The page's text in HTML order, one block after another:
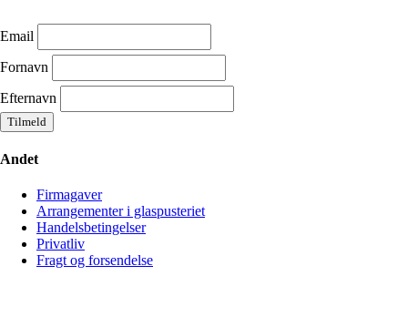
Email
Fornavn
Efternavn
Andet
Firmagaver
Arrangementer i glaspusteriet
Handelsbetingelser
Privatliv
Fragt og forsendelse